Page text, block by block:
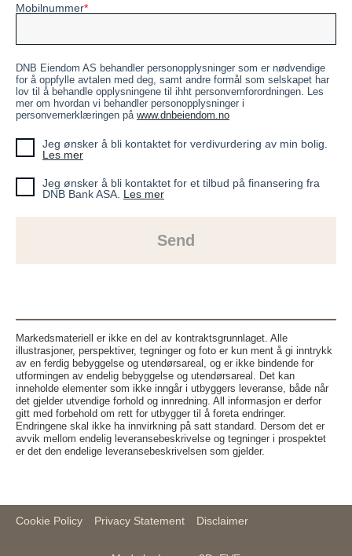
Mobilnummer
DNB Eiendom AS behandler personopplysninger som er nødvendige
for å oppfylle avtalen med deg, samt andre formål som selskapet har
lov til å behandle opplysningene til ihht personvernforordningen. Les
mer om hvordan vi behandler personopplysninger i
personvernerklæringen på www.dnbeiendom.no
Jeg ønsker å bli kontaktet for verdivurdering av min bolig.
Les mer
Jeg ønsker å bli kontaktet for et tilbud på finansering fra
DNB Bank ASA. Les mer
Send
Markedsmateriell er ikke en del av kontraktsgrunnlaget. Alle
illustrasjoner, perspektiver, tegninger og foto er kun ment å gi inntrykk
av en ferdig bebyggelse og utendørsareal, og er ikke bindende for
utformingen av endelig bebyggelse og utendørsareal. Det kan
inneholde elementer som ikke inngår i utbyggers leveranse, både når
det gjelder utvendige forhold og innredning. All informasjon er derfor
gitt med forbehold om rett for utbygger til å foreta endringer.
Endringene skal ikke ha innvirkning på satt standard. Dersom det er
avvik mellom endelig leveransebeskrivelse og tegninger i prospektet
er det den endelige leveransebeskrivelsen som gjelder.
Cookie Policy Privacy Statement Disclaimer